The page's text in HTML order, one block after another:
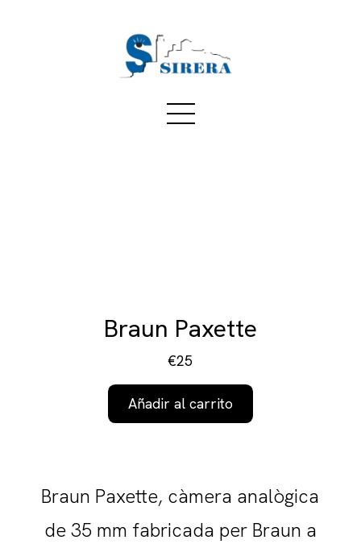
Braun Paxette
€25
Añadir al carrito
Braun Paxette, càmera analògica
de 35 mm fabricada per Braun a